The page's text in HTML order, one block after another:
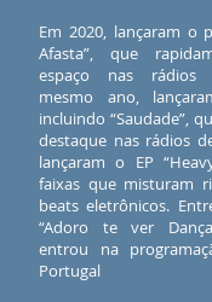
Em 2020, lançaram o
Afasta”, que
espaço nas rádios
mesmo ano,
incluindo “Saudade”,
destaque nas rádios
lançaram o EP
faixas que misturam
beats eletrônicos.
“Adoro te ver
entrou na
Portugal